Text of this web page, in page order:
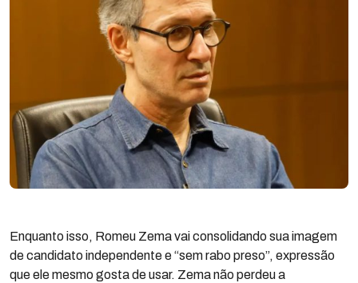
Enquanto isso, Romeu Zema vai consolidando sua imagem
de candidato independente e “sem rabo preso”, expressão
que ele mesmo gosta de usar. Zema não perdeu a